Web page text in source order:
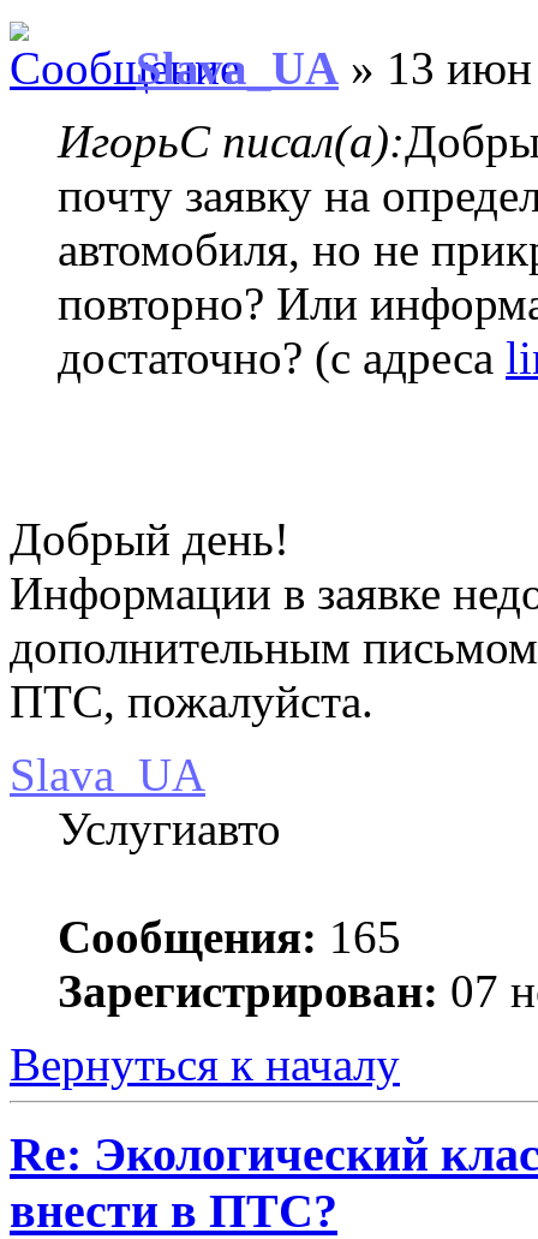
Slava_UA » 13
ИгорьC писал(а):
почту заявку на
автомобиля, но не
повторно? Или
достаточно? (с адреса
Добрый день!
Информации в заявке
дополнительным
ПТС, пожалуйста.
Slava_UA
Услугиавто
Сообщения: 165
Зарегистрирован: 07
Вернуться к началу
Re: Экологический
внести в ПТС?